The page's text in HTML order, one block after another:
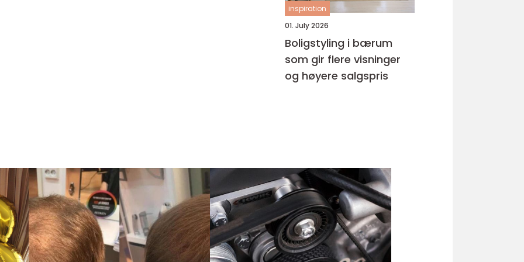
inspiration
01. July 2026
Boligstyling i bærum
som gir flere visninger
og høyere salgspris